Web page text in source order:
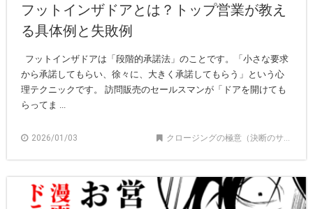
フットインザドアとは？トップ営業が教え
る具体例と失敗例
フットインザドアは「段階的承諾法」のことです。「小さな要求
から承諾してもらい、徐々に、大きく承諾してもらう」という心
理テクニックです。 訪問販売のセールスマンが「ドアを開けても
らってま ...
2026/01/03 クロージングの極意（決断のサポート）